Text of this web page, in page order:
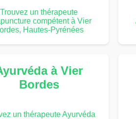
Trouvez un thérapeute
compétent à Vier
Hautes-Pyrénées
à Vier
Bordes
un thérapeute Ayurvéda